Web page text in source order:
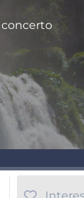
concerto